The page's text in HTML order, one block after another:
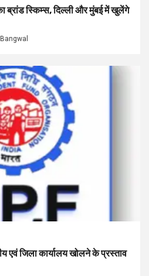
ब्रांड स्किम्स, दिल्ली और मुंबई में खुलेंगे
एवं जिला कार्यालय खोलने के प्रस्ताव